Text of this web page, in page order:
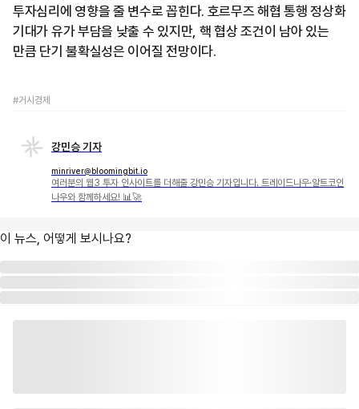
투자심리에 영향을 줄 변수로 꼽힌다. 호르무즈 해협 통행 정상화
기대가 유가 부담을 낮출 수 있지만, 핵 협상 조건이 남아 있는
만큼 단기 불확실성은 이어질 전망이다.
#거시경제
강민승 기자
minriver@bloomingbit.io
여러분의 웹3 투자 인사이트를 더해줄 강민승 기자입니다. 트레이드나우·알트코인
나우와 함께하세요! 📊🚀
이 뉴스, 어떻게 보시나요?